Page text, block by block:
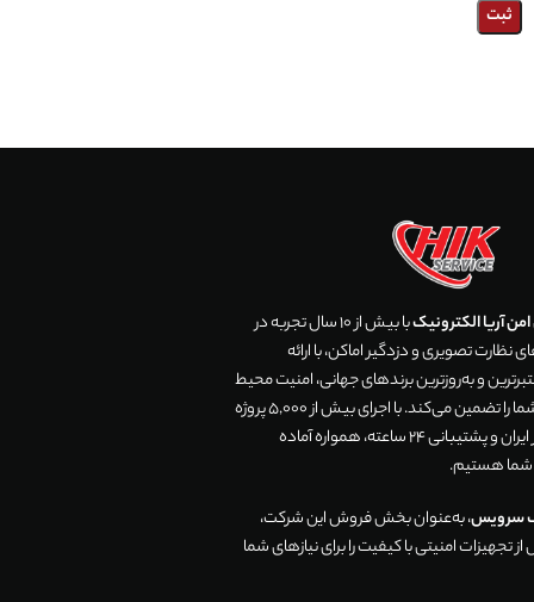
آریا الکترونیک
با بیش از 10 سال تجربه در
تصویری و دزدگیر اماکن، با ارائه
و به‌روزترین برندهای جهانی، امنیت محیط
زندگی و تجارت شما را تضمین می‌کند. با اجرای بیش از 5,000 پروژه
موفق در سراسر ایران و پشتیبانی 24 ساعته، همواره آماده
شما هستیم.
سرویس، به‌عنوان بخش فروش این شرکت،
تجهیزات امنیتی با کیفیت را برای نیازهای شما